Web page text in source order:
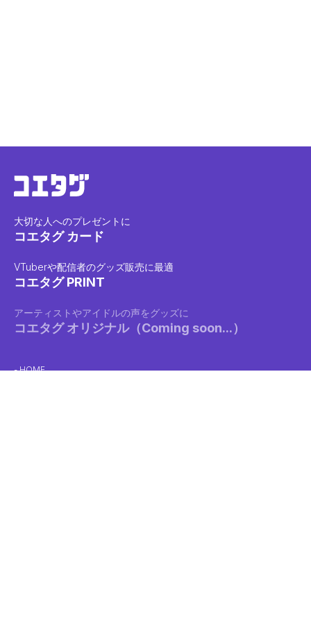
大切な人へのプレゼントに
コエタグ カード
VTuberや配信者のグッズ販売に最適
コエタグ PRINT
アーティストやアイドルの声をグッズに
コエタグ オリジナル（Coming soon...）
HOME